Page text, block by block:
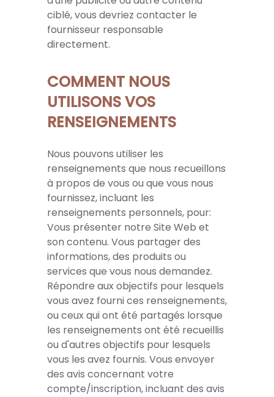
ciblé, vous devriez contacter le
fournisseur responsable
directement.
COMMENT NOUS
UTILISONS VOS
RENSEIGNEMENTS
Nous pouvons utiliser les
renseignements que nous recueillons
à propos de vous ou que vous nous
fournissez, incluant les
renseignements personnels, pour:
Vous présenter notre Site Web et
son contenu. Vous partager des
informations, des produits ou
services que vous nous demandez.
Répondre aux objectifs pour lesquels
vous avez fourni ces renseignements,
ou ceux qui ont été partagés lorsque
les renseignements ont été recueillis
ou d'autres objectifs pour lesquels
vous les avez fournis. Vous envoyer
des avis concernant votre
compte/inscription, incluant des avis